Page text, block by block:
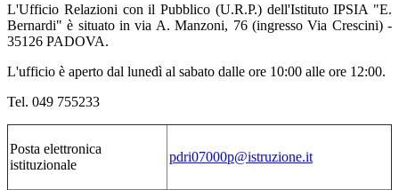
L'Ufficio Relazioni con il Pubblico (U.R.P.) dell'Istituto IPSIA "E.
Bernardi" è situato in via A. Manzoni, 76 (ingresso Via Crescini) -
35126 PADOVA.
L'ufficio è aperto dal lunedì al sabato dalle ore 10:00 alle ore 12:00.
Tel. 049 755233
Posta elettronica
istituzionale
pdri07000p@istruzione.it